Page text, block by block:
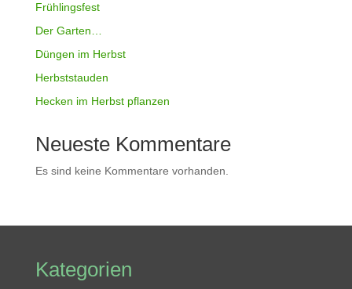
Frühlingsfest
Der Garten…
Düngen im Herbst
Herbststauden
Hecken im Herbst pflanzen
Neueste Kommentare
Es sind keine Kommentare vorhanden.
Kategorien